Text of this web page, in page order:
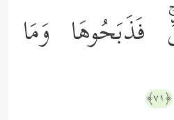
وَمَا
﴿٧١﴾